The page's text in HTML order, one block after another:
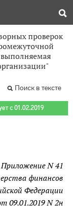
проверок
Поиск в тексте
с 01.02.2019
Приложение N 41
финансов
Федерации
09.01.2019 N 2н